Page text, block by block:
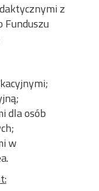
z
Funduszu
dla osób
w